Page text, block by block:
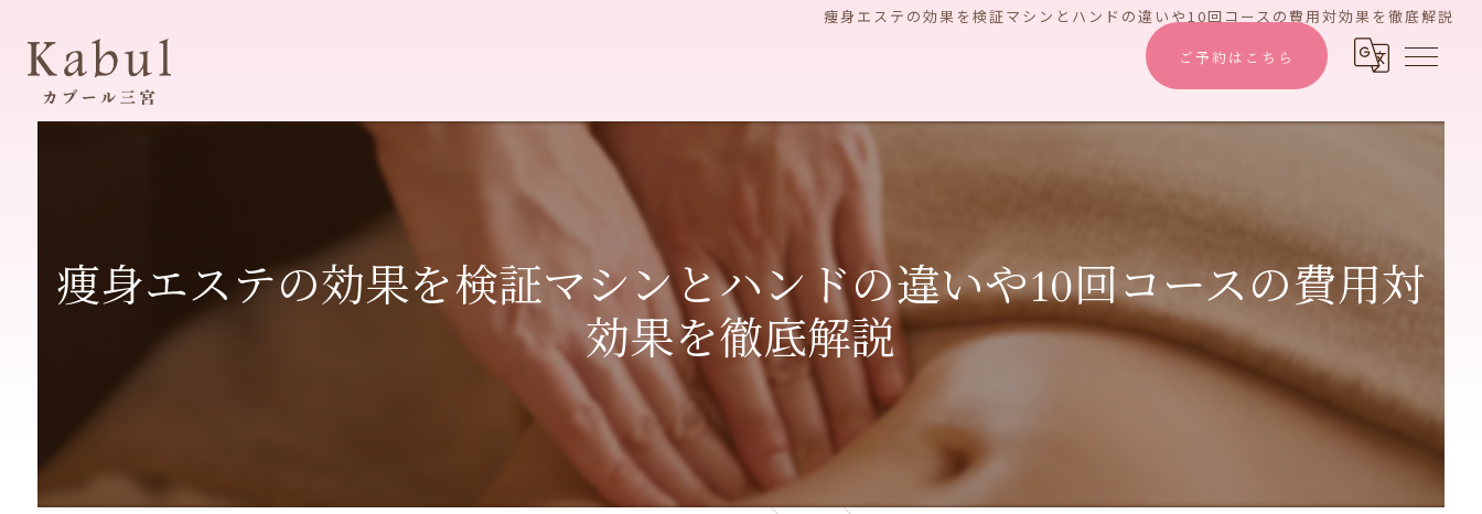
痩身エステの効果を検証マシンとハンドの違いや10回コースの費用対効果を徹底解説
ご予約はこちら
痩身エステの効果を検証マシンとハンドの違いや10回コースの費用対
効果を徹底解説